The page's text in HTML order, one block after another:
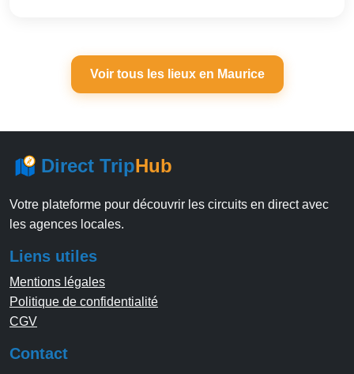
Voir tous les lieux en Maurice
Direct TripHub
Votre plateforme pour découvrir les circuits en direct avec
les agences locales.
Liens utiles
Mentions légales
Politique de confidentialité
CGV
Contact